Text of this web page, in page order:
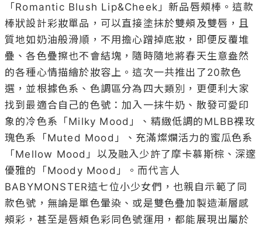
「Romantic Blush Lip&Cheek」新品唇頰棒。這款
棒狀設計彩妝單品，可以直接塗抹於雙頰及雙唇，且
質地如奶油般滑順，不用擔心蹭掉底妝，即便反覆堆
疊、各色疊擦也不會結塊，隨時隨地將春天生意盎然
的各種心情描繪於妝容上。這次一共推出了20款色
選，並根據色系、色調區分為四大類別，更便利大家
找到最適合自己的色號：加入一抹牛奶、散發可愛印
象的冷色系「Milky Mood」、精緻低調的MLBB裸玫
瑰色系「Muted Mood」、充滿燦爛活力的蜜瓜色系
「Mellow Mood」以及融入少許了摩卡慕斯棕、深邃
優雅的「Moody Mood」。而代言人
BABYMONSTER這七位小少女們，也親自示範了同
款色號，無論是單色暈染、或是雙色疊加製造漸層感
頰彩，甚至是唇頰色彩同色號運用，都能展現出屬於